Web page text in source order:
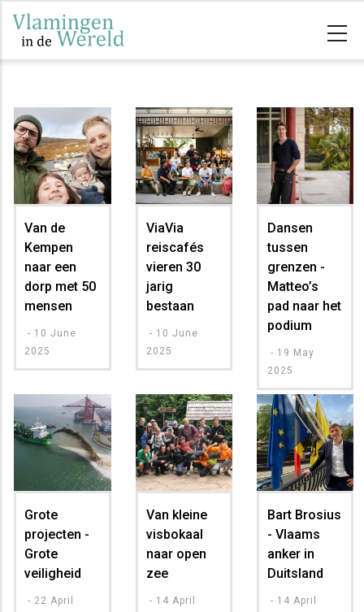
Overslaan
naar
gaan
Van de
Kempen
naar een
dorp met 50
mensen
- 10 June
2025
ViaVia
reiscafés
vieren 30
jarig
bestaan
- 10 June
2025
Dansen
tussen
grenzen -
Matteo’s
pad naar het
podium
- 19 May
2025
Grote
projecten -
Grote
veiligheid
- 22 April
Van kleine
visbokaal
naar open
zee
- 14 April
Bart Brosius
- Vlaams
anker in
Duitsland
- 14 April